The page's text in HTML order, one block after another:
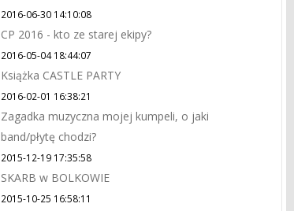
2016-06-30 14:10:08
CP 2016 - kto ze starej ekipy?
2016-05-04 18:44:07
Książka CASTLE PARTY
2016-02-01 16:38:21
Zagadka muzyczna mojej kumpeli, o jaki
band/płytę chodzi?
2015-12-19 17:35:58
SKARB w BOLKOWIE
2015-10-25 16:58:11